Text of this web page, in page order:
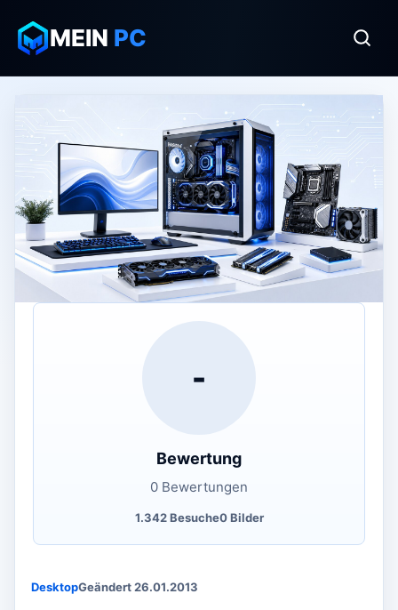
MEIN PC
DesktopGeändert 26.01.2013
-
Bewertung
0 Bewertungen
1.342 Besuche0 Bilder